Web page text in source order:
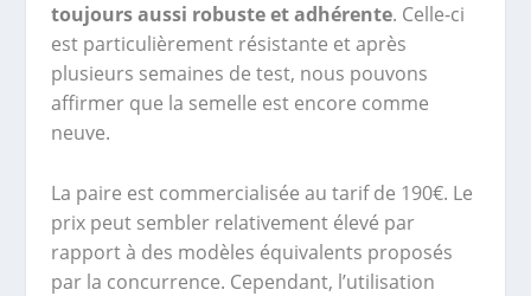
toujours aussi robuste et adhérente. Celle-ci
est particulièrement résistante et après
plusieurs semaines de test, nous pouvons
affirmer que la semelle est encore comme
neuve.
La paire est commercialisée au tarif de 190€. Le
prix peut sembler relativement élevé par
rapport à des modèles équivalents proposés
par la concurrence. Cependant, l’utilisation